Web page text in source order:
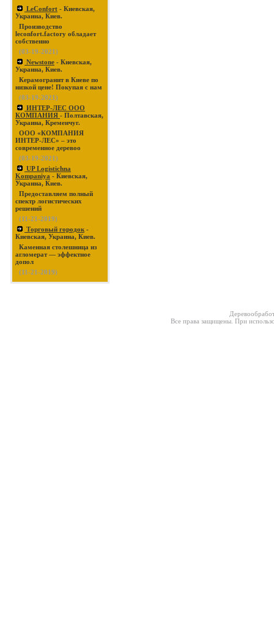
LeConfort - Киевская,
Украина, Киев.
Производство
leconfort.factory обладает
собственно
(03-19-2021)
Newstone - Киевская,
Украина, Киев.
Керамогранит в Киеве по
низкой цене! Покупая с нам
(03-19-2021)
ИНТЕР-ЛЕС ООО
КОМПАНИЯ - Полтавская,
Украина, Кременчуг.
ООО «КОМПАНИЯ
ИНТЕР-ЛЕС» – это
современное деревоо
(03-19-2021)
UP Logistichna
Kompaniya - Киевская,
Украина, Киев.
Предоставляем полный
спектр логистических
решений
(11-21-2019)
Торговый городок -
Киевская, Украина, Киев.
Каменная столешница из
агломерат — эффектное
допол
(11-21-2019)
Все права защищены. При